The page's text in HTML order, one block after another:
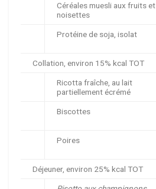
Céréales muesli aux fruits et
noisettes
Protéine de soja, isolat
Collation, environ 15% kcal TOT
Ricotta fraîche, au lait
partiellement écrémé
Biscottes
Poires
Déjeuner, environ 25% kcal TOT